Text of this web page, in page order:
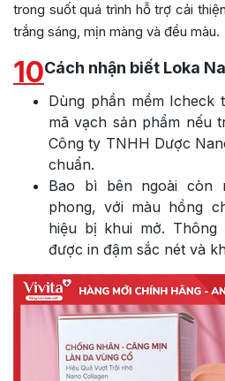
trong suốt quá trình hỗ trợ cải
trắng sáng, mịn màng và đều màu.
10Cách nhận biết Loka
Dùng phần mềm Icheck
mã vạch sản phẩm nếu
Công ty TNHH Dược
chuẩn.
Bao bì bên ngoài còn
phong, với màu hồng
hiệu bị khui mở.
được in đậm sắc nét và